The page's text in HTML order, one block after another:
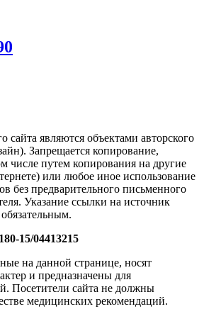
сайта являются объектами авторского
Запрещается копирование,
числе путем копирования на другие
или любое иное использование
без предварительного письменного
Указание ссылки на источник
15/04413215
на данной странице, носят
и предназначены для
Посетители сайта не должны
медицинских рекомендаций.